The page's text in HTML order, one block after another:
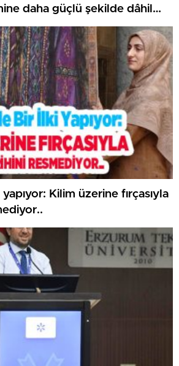
daha güçlü şekilde dâhil
Kilim üzerine fırçasıyla